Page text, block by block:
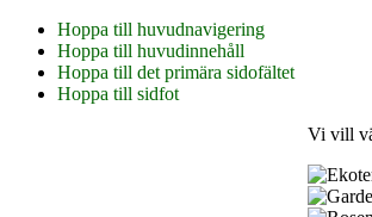
Hoppa till huvudnavigering
Hoppa till huvudinnehåll
Hoppa till det primära sidofältet
Hoppa till sidfot
Vi vill